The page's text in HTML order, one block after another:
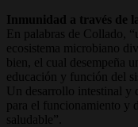
Inmunidad a través de
En palabras de Collado,
ecosistema microbiano
bien, el cual desempeña
educación y función del
Un desarrollo intestinal y
para el funcionamiento y
saludable”.